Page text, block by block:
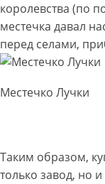
королевства (по
местечка давал
перед селами,
Местечко Лучки
Таким образом,
только завод, но